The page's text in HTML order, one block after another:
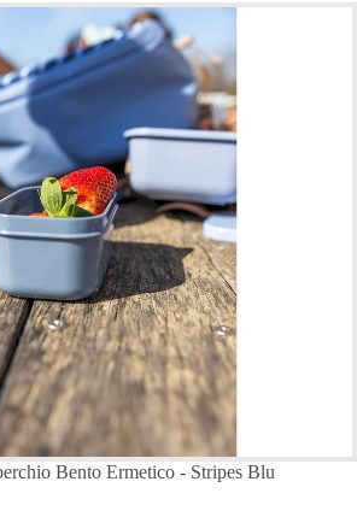
Bento Ermetico - Stripes Blu